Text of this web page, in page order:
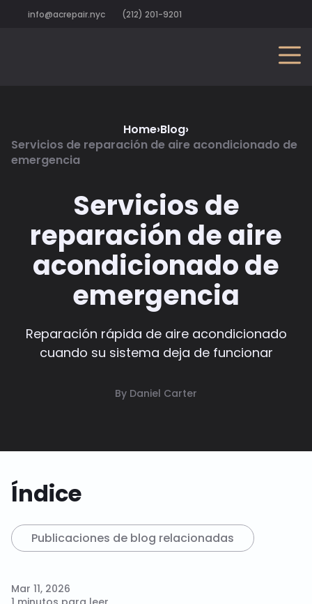
info@acrepair.nyc (212) 201-9201
Home›Blog›
Servicios de reparación de aire acondicionado de
emergencia
Servicios de
reparación de aire
acondicionado de
emergencia
Reparación rápida de aire acondicionado
cuando su sistema deja de funcionar
By Daniel Carter
Índice
Publicaciones de blog relacionadas
Mar 11, 2026